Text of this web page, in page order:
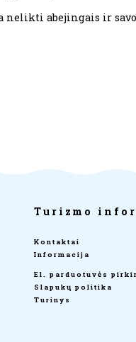
nelikti abejingais ir
Turizmo
Kontaktai
Informacija
El. parduotuvės
Slapukų politika
Turinys